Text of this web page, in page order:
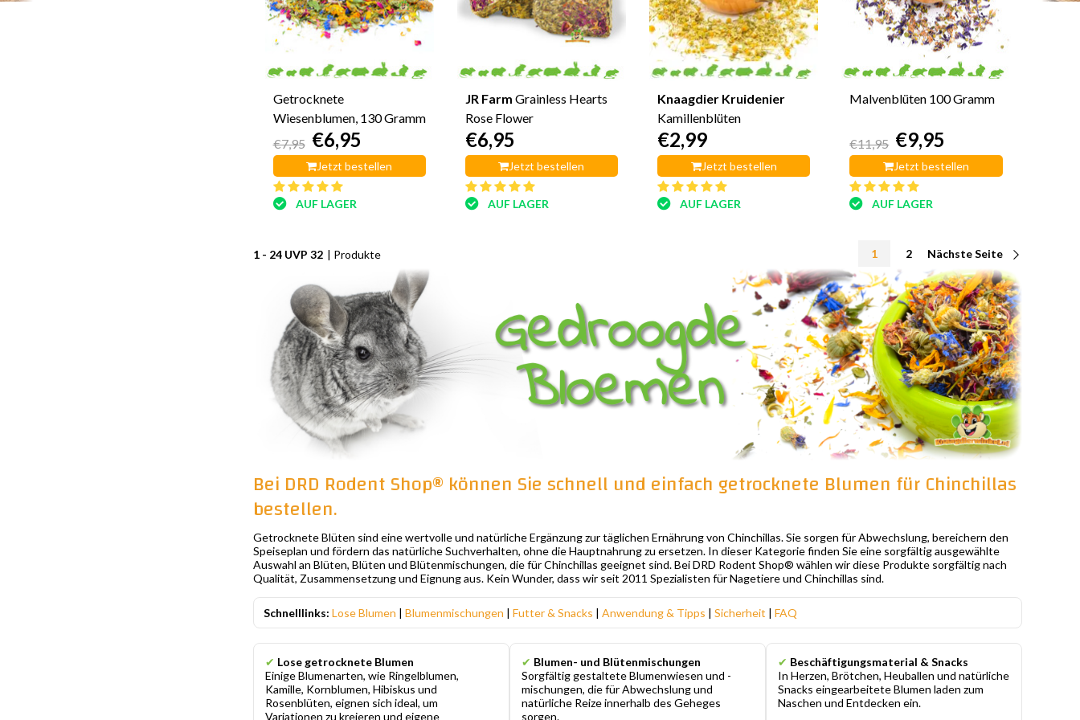
Getrocknete
Wiesenblumen, 130 Gramm
€7,95 €6,95
Jetzt bestellen
AUF LAGER
JR Farm Grainless Hearts
Rose Flower
€6,95
Jetzt bestellen
AUF LAGER
Knaagdier Kruidenier
Kamillenblüten
€2,99
Jetzt bestellen
AUF LAGER
Malvenblüten 100 Gramm
€11,95 €9,95
Jetzt bestellen
AUF LAGER
1 - 24 UVP 32 | Produkte 1 2 Nächste Seite
Bei DRD Rodent Shop® können Sie schnell und einfach getrocknete Blumen für Chinchillas
bestellen.
Getrocknete Blüten sind eine wertvolle und natürliche Ergänzung zur täglichen Ernährung von Chinchillas. Sie sorgen für Abwechslung, bereichern den
Speiseplan und fördern das natürliche Suchverhalten, ohne die Hauptnahrung zu ersetzen. In dieser Kategorie finden Sie eine sorgfältig ausgewählte
Auswahl an Blüten, Blüten und Blütenmischungen, die für Chinchillas geeignet sind. Bei DRD Rodent Shop® wählen wir diese Produkte sorgfältig nach
Qualität, Zusammensetzung und Eignung aus. Kein Wunder, dass wir seit 2011 Spezialisten für Nagetiere und Chinchillas sind.
Schnelllinks: Lose Blumen | Blumenmischungen | Futter & Snacks | Anwendung & Tipps | Sicherheit | FAQ
✔ Lose getrocknete Blumen
Einige Blumenarten, wie Ringelblumen,
Kamille, Kornblumen, Hibiskus und
Rosenblüten, eignen sich ideal, um
Variationen zu kreieren und eigene
✔ Blumen- und Blütenmischungen
Sorgfältig gestaltete Blumenwiesen und -
mischungen, die für Abwechslung und
natürliche Reize innerhalb des Geheges
sorgen.
✔ Beschäftigungsmaterial & Snacks
In Herzen, Brötchen, Heuballen und natürliche
Snacks eingearbeitete Blumen laden zum
Naschen und Entdecken ein.